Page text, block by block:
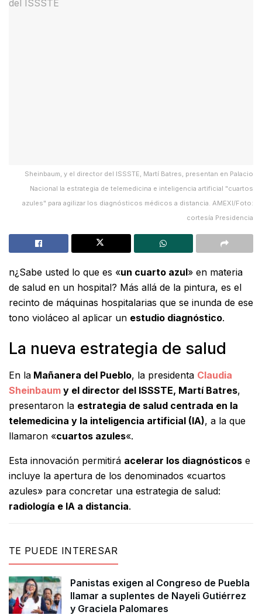
Sheinbaum, y el director del ISSSTE, Martí Batres, presentan en Palacio
Nacional la estrategia de telemedicina e inteligencia artificial "cuartos
azules" para agilizar los diagnósticos médicos a distancia. AMEXI/Foto:
cortesía Presidencia
n¿Sabe usted lo que es «un cuarto azul» en materia
de salud en un hospital? Más allá de la pintura, es el
recinto de máquinas hospitalarias que se inunda de ese
tono violáceo al aplicar un estudio diagnóstico.
La nueva estrategia de salud
En la Mañanera del Pueblo, la presidenta Claudia
Sheinbaum y el director del ISSSTE, Martí Batres,
presentaron la estrategia de salud centrada en la
telemedicina y la inteligencia artificial (IA), a la que
llamaron «cuartos azules«.
Esta innovación permitirá acelerar los diagnósticos e
incluye la apertura de los denominados «cuartos
azules» para concretar una estrategia de salud:
radiología e IA a distancia.
TE PUEDE INTERESAR
Panistas exigen al Congreso de Puebla
llamar a suplentes de Nayeli Gutiérrez
y Graciela Palomares